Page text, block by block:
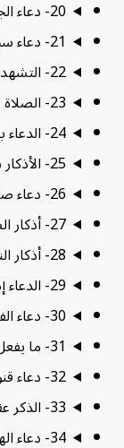
20- دعاء الجلسة بين السجدتين
21- دعاء سجود التلاوة
22- التشهد
23- الصلاة على النبي - صلى الله عليه وسلم - بعد التشهد
24- الدعاء بعد التشهد الأخير قبل السلام
25- الأذكار بعد السلام من الصلاة
26- دعاء صلاة الاستخارة
27- أذكار الصباح والمساء
28- أذكار النوم
29- الدعاء إذا تقلب ليلًا
30- دعاء الفزع في النوم
31- ما يفعل من رأى الرؤيا أو الحلم
32- دعاء قنوت الوتر
33- الذكر عقب السلام من الوتر
34- دعاء الهم والحزن